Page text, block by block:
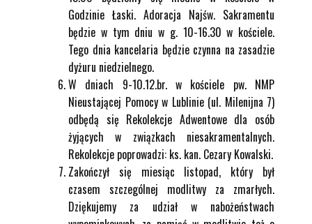
Godzinie Łaski. Adoracja Najśw. Sakramentu
będzie w tym dniu w g. 10-16.30 w kościele.
Tego dnia kancelaria będzie czynna na zasadzie
dyżuru niedzielnego.
W dniach 9-10.12.br. w kościele pw. NMP
Nieustającej Pomocy w Lublinie (ul. Milenijna 7)
odbędą się Rekolekcje Adwentowe dla osób
żyjących w związkach niesakramentalnych.
Rekolekcje poprowadzi: ks. kan. Cezary Kowalski.
Zakończył się miesiąc listopad, który był
czasem szczególnej modlitwy za zmarłych.
Dziękujemy za udział w nabożeństwach